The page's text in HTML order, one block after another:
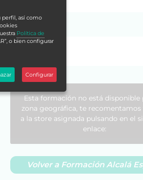
Esta formación no está disponible
zona geográfica, te recomentamos
a la store asignada pulsando en el
enlace:
Volver a Formación Alcalá
perfil, así como
Política de
o bien configurar
Configurar